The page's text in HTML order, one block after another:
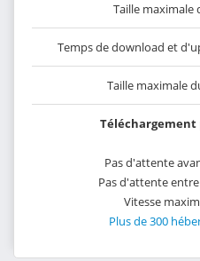
Taille maximale
Temps de download et
Taille maximale
Pas d'attente
Pas d'attente
Vitesse
Plus de 300